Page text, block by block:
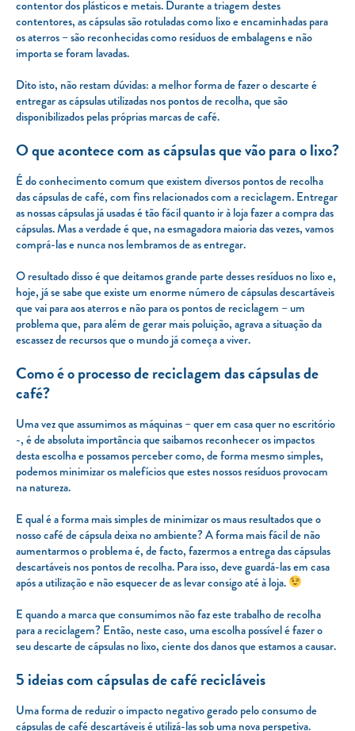
contentor dos plásticos e metais. Durante a triagem destes
contentores, as cápsulas são rotuladas como lixo e encaminhadas para
os aterros – são reconhecidas como resíduos de embalagens e não
importa se foram lavadas.
Dito isto, não restam dúvidas: a melhor forma de fazer o descarte é
entregar as cápsulas utilizadas nos pontos de recolha, que são
disponibilizados pelas próprias marcas de café.
O que acontece com as cápsulas que vão para o lixo?
É do conhecimento comum que existem diversos pontos de recolha
das cápsulas de café, com fins relacionados com a reciclagem. Entregar
as nossas cápsulas já usadas é tão fácil quanto ir à loja fazer a compra das
cápsulas. Mas a verdade é que, na esmagadora maioria das vezes, vamos
comprá-las e nunca nos lembramos de as entregar.
O resultado disso é que deitamos grande parte desses resíduos no lixo e,
hoje, já se sabe que existe um enorme número de cápsulas descartáveis
que vai para aos aterros e não para os pontos de reciclagem – um
problema que, para além de gerar mais poluição, agrava a situação da
escassez de recursos que o mundo já começa a viver.
Como é o processo de reciclagem das cápsulas de
café?
Uma vez que assumimos as máquinas – quer em casa quer no escritório
-, é de absoluta importância que saibamos reconhecer os impactos
desta escolha e possamos perceber como, de forma mesmo simples,
podemos minimizar os malefícios que estes nossos resíduos provocam
na natureza.
E qual é a forma mais simples de minimizar os maus resultados que o
nosso café de cápsula deixa no ambiente? A forma mais fácil de não
aumentarmos o problema é, de facto, fazermos a entrega das cápsulas
descartáveis nos pontos de recolha. Para isso, deve guardá-las em casa
após a utilização e não esquecer de as levar consigo até à loja.
E quando a marca que consumimos não faz este trabalho de recolha
para a reciclagem? Então, neste caso, uma escolha possível é fazer o
seu descarte de cápsulas no lixo, ciente dos danos que estamos a causar.
5 ideias com cápsulas de café recicláveis
Uma forma de reduzir o impacto negativo gerado pelo consumo de
cápsulas de café descartáveis é utilizá-las sob uma nova perspetiva.